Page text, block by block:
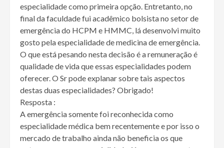
especialidade como primeira opção. Entretanto, no
final da faculdade fui acadêmico bolsista no setor de
emergência do HCPM e HMMC, lá desenvolvi muito
gosto pela especialidade de medicina de emergência.
O que está pesando nesta decisão é a remuneração é
qualidade de vida que essas especialidades podem
oferecer. O Sr pode explanar sobre tais aspectos
destas duas especialidades? Obrigado!
Resposta :
A emergência somente foi reconhecida como
especialidade médica bem recentemente e por isso o
mercado de trabalho ainda não beneficia os que